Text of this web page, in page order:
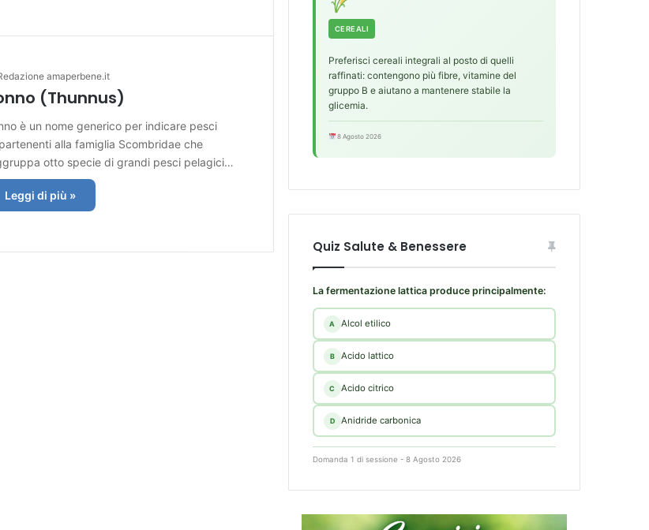
amaperbene.it
(Thunnus)
è un nome generico per indicare pesci
alla famiglia Scombridae che
otto specie di grandi pesci pelagici…
Leggi di più »
CEREALI
Preferisci cereali integrali al posto di quelli
raffinati: contengono più fibre, vitamine del
gruppo B e aiutano a mantenere stabile la
glicemia.
8 Agosto 2026
Quiz Salute & Benessere
La fermentazione lattica produce principalmente:
A Alcol etilico
B Acido lattico
C Acido citrico
D Anidride carbonica
Domanda 1 di sessione - 8 Agosto 2026